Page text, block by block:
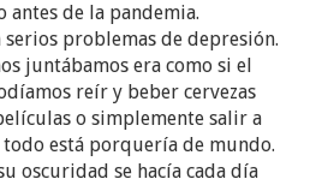
antes de la pandemia.
problemas de depresión.
juntábamos era como si el
reír y beber cervezas
o simplemente salir a
está porquería de mundo.
oscuridad se hacía cada día